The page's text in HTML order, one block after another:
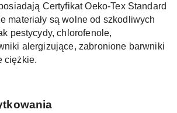
Certyfikat Oeko-Tex Standard
materiały są wolne od szkodliwych
pestycydy, chlorofenole,
alergizujące, zabronione barwniki
ciężkie.